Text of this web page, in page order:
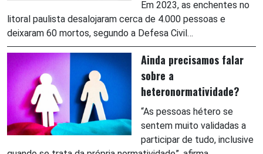
Em 2023, as enchentes no
litoral paulista desalojaram cerca de 4.000 pessoas e
deixaram 60 mortos, segundo a Defesa Civil…
Ainda precisamos falar
sobre a
heteronormatividade?
“As pessoas hétero se
sentem muito validadas a
participar de tudo, inclusive